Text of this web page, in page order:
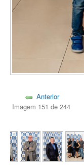
Anterior
Imagem 151 de 244